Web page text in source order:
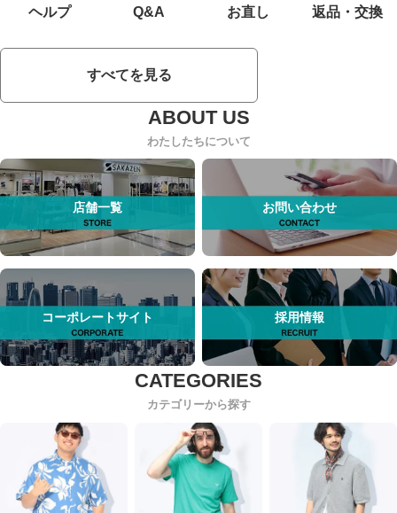
ヘルプ Q&A お直し 返品・交換
すべてを見る
わたしたちについて
店舗一覧 お問い合わせ
コーポレートサイト 採用情報
カテゴリーから探す